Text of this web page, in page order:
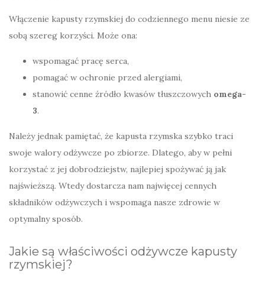
Włączenie kapusty rzymskiej do codziennego menu niesie ze
sobą szereg korzyści. Może ona:
wspomagać pracę serca,
pomagać w ochronie przed alergiami,
stanowić cenne źródło kwasów tłuszczowych omega-
3.
Należy jednak pamiętać, że kapusta rzymska szybko traci
swoje walory odżywcze po zbiorze. Dlatego, aby w pełni
korzystać z jej dobrodziejstw, najlepiej spożywać ją jak
najświeższą. Wtedy dostarcza nam najwięcej cennych
składników odżywczych i wspomaga nasze zdrowie w
optymalny sposób.
Jakie są właściwości odżywcze kapusty
rzymskiej?